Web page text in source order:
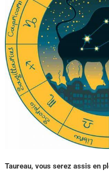
Taureau, vous serez assis en